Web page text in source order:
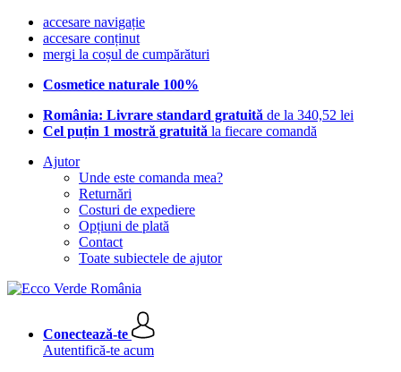
accesare navigație
accesare conținut
mergi la coșul de cumpărături
Cosmetice naturale 100%
România: Livrare standard gratuită de la 340,52 lei
Cel puțin 1 mostră gratuită la fiecare comandă
Ajutor
Unde este comanda mea?
Returnări
Costuri de expediere
Opțiuni de plată
Contact
Toate subiectele de ajutor
Conectează-te
Autentifică-te acum